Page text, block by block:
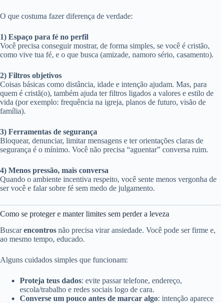
O que costuma fazer diferença de verdade:
1) Espaço para fé no perfil
Você precisa conseguir mostrar, de forma simples, se você é cristão,
como vive tua fé, e o que busca (amizade, namoro sério, casamento).
2) Filtros objetivos
Coisas básicas como distância, idade e intenção ajudam. Mas, para
quem é cristã(o), também ajuda ter filtros ligados a valores e estilo de
vida (por exemplo: frequência na igreja, planos de futuro, visão de
família).
3) Ferramentas de segurança
Bloquear, denunciar, limitar mensagens e ter orientações claras de
segurança é o mínimo. Você não precisa “aguentar” conversa ruim.
4) Menos pressão, mais conversa
Quando o ambiente incentiva respeito, você sente menos vergonha de
ser você e falar sobre fé sem medo de julgamento.
Como se proteger e manter limites sem perder a leveza
Buscarencontros não precisa virar ansiedade. Você pode ser firme e,
ao mesmo tempo, educado.
Alguns cuidados simples que funcionam:
Proteja teus dados: evite passar telefone, endereço,
escola/trabalho e redes sociais logo de cara.
Converse um pouco antes de marcar algo: intenção aparece